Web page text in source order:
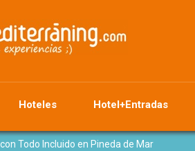
Hoteles Hotel+Entradas
Todo Incluido en Pineda de Mar